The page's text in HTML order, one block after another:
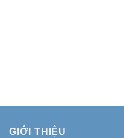
GIỚI THIỆU